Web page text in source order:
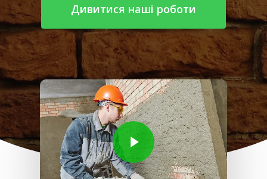
Дивитися наші роботи
Play Video
Play Video